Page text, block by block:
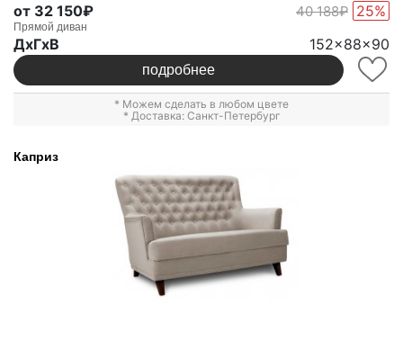
от 32 150₽ 40 188₽ 25%
Прямой диван
ДxГxВ 152x88x90
подробнее
* Можем сделать в любом цвете
* Доставка: Санкт-Петербург
Каприз